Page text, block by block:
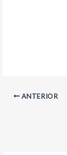
ANTERIOR